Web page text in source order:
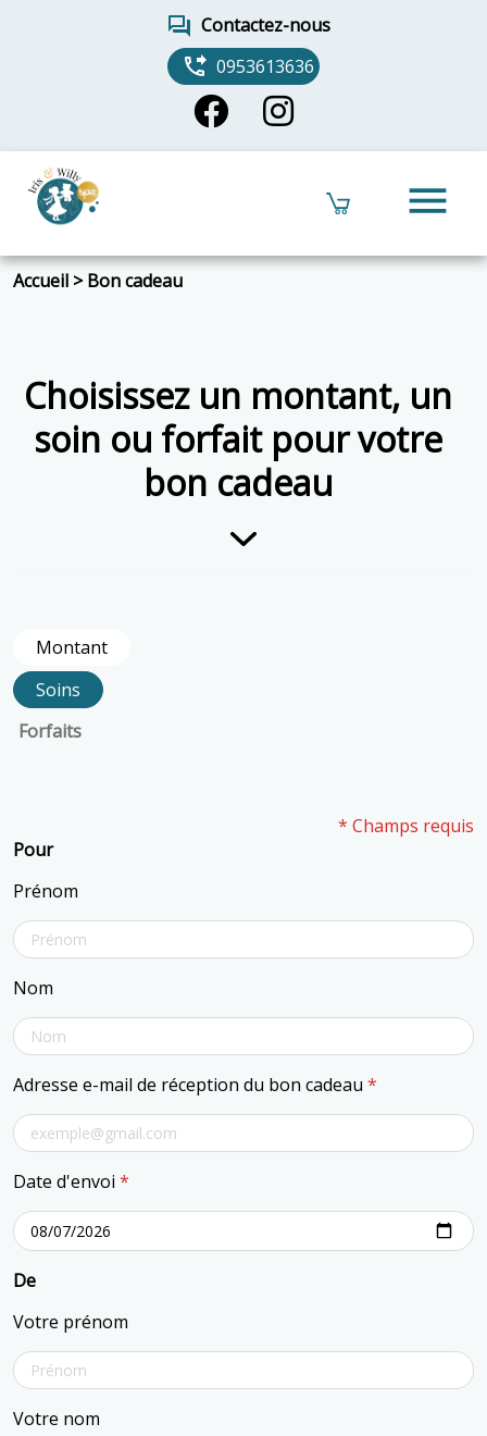
forum Contactez-nous
phone_forwarded 0953613636
menu
Accueil >Bon cadeau
Choisissez un montant, un
soin ou forfait pour votre
bon cadeau
Montant
Soins
Forfaits
* Champs requis
Pour
Prénom
Nom
Adresse e-mail de réception du bon cadeau *
Date d'envoi *
De
Votre prénom
Votre nom